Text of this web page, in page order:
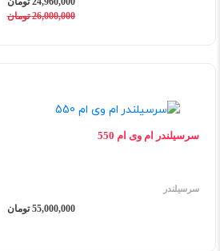
26,000,000 تومان
سرسیلندر ام وی ام 550
سرسیلندر
55,000,000 تومان